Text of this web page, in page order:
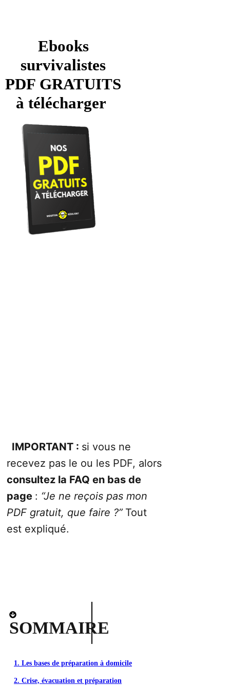
Ebooks
survivalistes
PDF GRATUITS
à télécharger
IMPORTANT : si vous ne
recevez pas le ou les PDF, alors
consultez la FAQ en bas de
page : “Je ne reçois pas mon
PDF gratuit, que faire ?” Tout
est expliqué.
SOMMAIRE
1. Les bases de préparation à domicile
2. Crise, évacuation et préparation